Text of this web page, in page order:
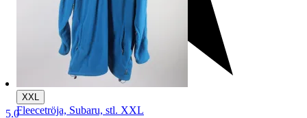
5.0
XXL
Fleecetröja, Subaru, stl. XXL